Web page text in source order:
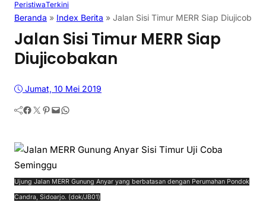
PeristiwaTerkini
Beranda » Index Berita » Jalan Sisi Timur MERR Siap
Jalan Sisi Timur MERR Siap
Diujicobakan
Jumat, 10 Mei 2019
Facebook Twitter Pinterest Mail WhatsApp
Ujung Jalan MERR Gunung Anyar yang berbatasan dengan Perumahan Pondok
Candra, Sidoarjo. (dok/JB01)